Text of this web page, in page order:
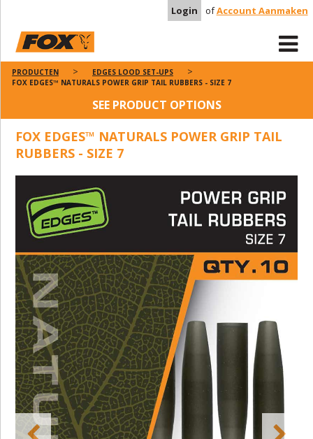
Login ofAccount Aanmaken
PRODUCTEN
EDGES LOOD SET-UPS
FOX EDGES™ NATURALS POWER GRIP TAIL RUBBERS - SIZE 7
SEE PRODUCT OPTIONS
FOX EDGES™ NATURALS POWER GRIP TAIL
RUBBERS - SIZE 7